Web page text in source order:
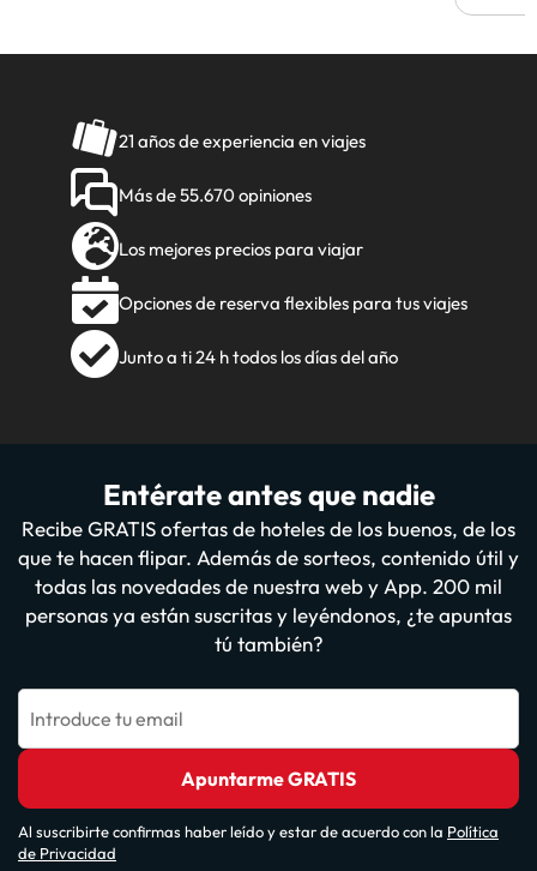
21 años de experiencia en viajes
Más de 55.670 opiniones
Los mejores precios para viajar
Opciones de reserva flexibles para tus viajes
Junto a ti 24 h todos los días del año
Entérate antes que nadie
Recibe GRATIS ofertas de hoteles de los buenos, de los
que te hacen flipar. Además de sorteos, contenido útil y
todas las novedades de nuestra web y App. 200 mil
personas ya están suscritas y leyéndonos, ¿te apuntas
tú también?
Introduce tu email
Apuntarme GRATIS
Al suscribirte confirmas haber leído y estar de acuerdo con la Política
de Privacidad